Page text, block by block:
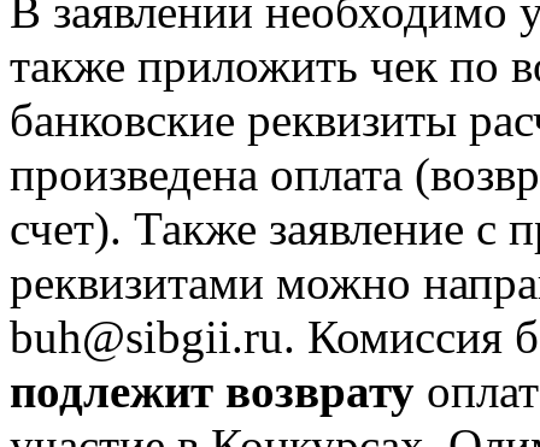
В заявлении необходимо
также приложить чек по
банковские реквизиты
произведена оплата
счет). Также заявление
реквизитами можно
buh@sibgii.ru. Комиссия
подлежит возврату